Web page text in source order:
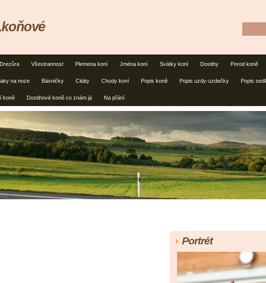
Drezůra Všestrannost Plemena koní Jména koní Svátky koní Dostihy Porod koně
na noze Básničky Citáty Chody koní Popis koně Popis uzdy-uzdečky Popis
koně Dostihové koně co znám já Na přání
Portrét